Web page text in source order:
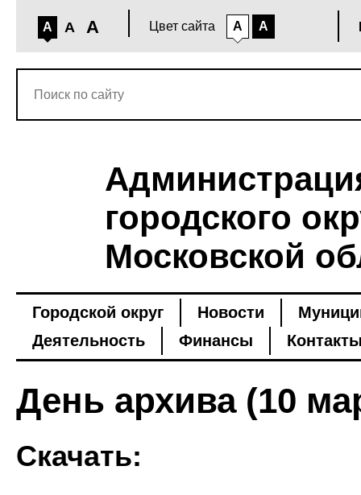
A A A Цвет сайта A A
городского
Московской
Городской округ Новости
Деятельность
Финансы
День архива (10
Скачать: